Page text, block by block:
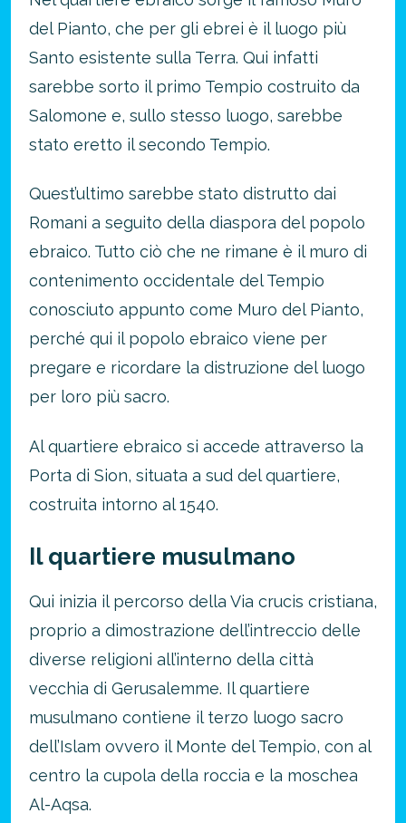
del Pianto, che per gli ebrei è il luogo più
Santo esistente sulla Terra. Qui infatti
sarebbe sorto il primo Tempio costruito da
Salomone e, sullo stesso luogo, sarebbe
stato eretto il secondo Tempio.
Quest’ultimo sarebbe stato distrutto dai
Romani a seguito della diaspora del popolo
ebraico. Tutto ciò che ne rimane è il muro di
contenimento occidentale del Tempio
conosciuto appunto come Muro del Pianto,
perché qui il popolo ebraico viene per
pregare e ricordare la distruzione del luogo
per loro più sacro.
Al quartiere ebraico si accede attraverso la
Porta di Sion, situata a sud del quartiere,
costruita intorno al 1540.
Il quartiere musulmano
Qui inizia il percorso della Via crucis cristiana,
proprio a dimostrazione dell’intreccio delle
diverse religioni all’interno della città
vecchia di Gerusalemme. Il quartiere
musulmano contiene il terzo luogo sacro
dell’Islam ovvero il Monte del Tempio, con al
centro la cupola della roccia e la moschea
Al-Aqsa.